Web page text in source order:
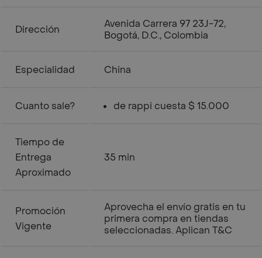
Dirección
Avenida Carrera 97 23J-72,
Bogotá, D.C., Colombia
Especialidad China
Cuanto sale? de rappi cuesta $ 15.000
Tiempo de
Entrega
Aproximado
35 min
Promoción
Vigente
Aprovecha el envío gratis en tu
primera compra en tiendas
seleccionadas. Aplican T&C